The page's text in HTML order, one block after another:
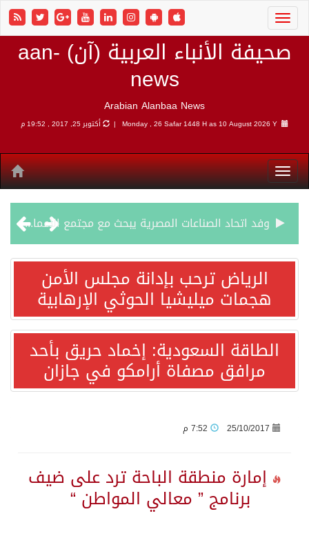
صحيفة الأنباء العربية (آن) aan-
news
Arabian Alanbaa News
Monday , 26 Safar 1448 H as10 August 2026 Y | أكتوبر 25, 2017 , 19:52 م
وفد اتحاد الصناعات المصرية يبحث مع مجتمع الأعمال الهندي فرص الاستثمار والتصنيع المشترك
الرياض ترحب بإدانة مجلس الأمن هجمات ميليشيا الحوثي الإرهابية
سمو وزير الخارجية : اتفاقية مكة تعكس الإرادة السياسية لحماية أمن المنطقة
الرياض ترحب بإدانة مجلس الأمن
هجمات ميليشيا الحوثي الإرهابية
الطاقة السعودية: إخماد حريق بأحد
مرافق مصفاة أرامكو في جازان
25/10/2017
إمارة منطقة الباحة ترد على ضيف
برنامج ” معالي المواطن “